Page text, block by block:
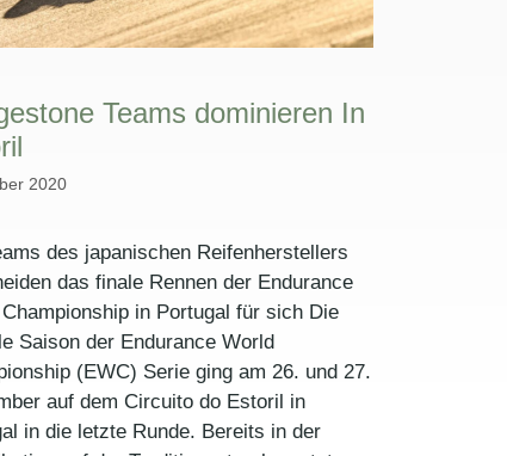
Teams dominieren In
2020
des japanischen Reifenherstellers
das finale Rennen der Endurance
in Portugal für sich Die
Saison der Endurance World
(EWC) Serie ging am 26. und 27.
auf dem Circuito do Estoril in
in die letzte Runde. Bereits in der